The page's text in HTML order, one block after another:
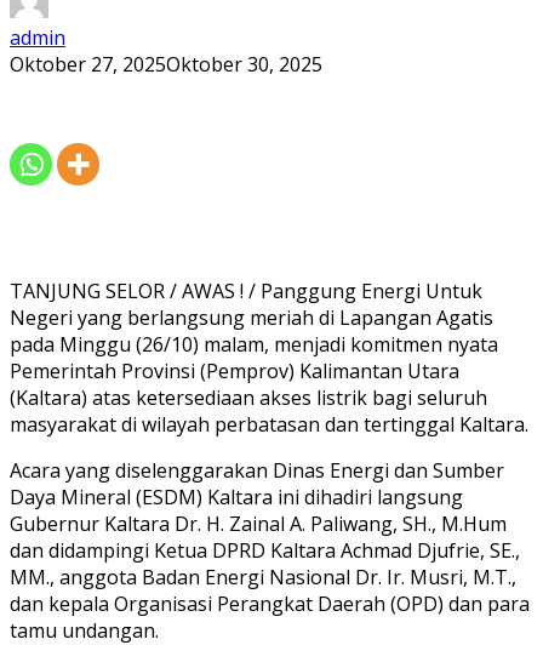
admin
Oktober 27, 2025Oktober 30, 2025
TANJUNG SELOR / AWAS ! / Panggung Energi Untuk
Negeri yang berlangsung meriah di Lapangan Agatis
pada Minggu (26/10) malam, menjadi komitmen nyata
Pemerintah Provinsi (Pemprov) Kalimantan Utara
(Kaltara) atas ketersediaan akses listrik bagi seluruh
masyarakat di wilayah perbatasan dan tertinggal Kaltara.
Acara yang diselenggarakan Dinas Energi dan Sumber
Daya Mineral (ESDM) Kaltara ini dihadiri langsung
Gubernur Kaltara Dr. H. Zainal A. Paliwang, SH., M.Hum
dan didampingi Ketua DPRD Kaltara Achmad Djufrie, SE.,
MM., anggota Badan Energi Nasional Dr. Ir. Musri, M.T.,
dan kepala Organisasi Perangkat Daerah (OPD) dan para
tamu undangan.